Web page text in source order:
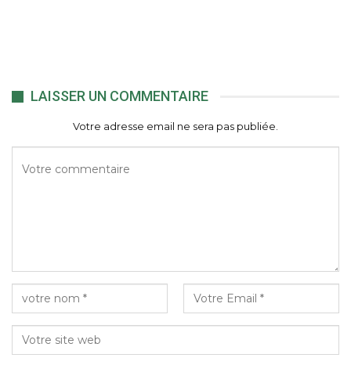
LAISSER UN COMMENTAIRE
Votre adresse email ne sera pas publiée.